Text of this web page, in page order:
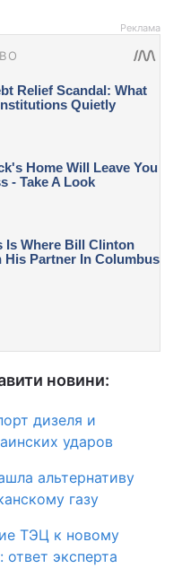
Реклама
новини:
дизеля и
ударов
альтернативу
газу
ТЭЦ к новому
ответ эксперта